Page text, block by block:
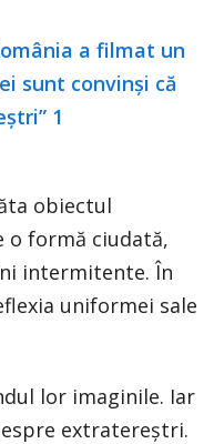
obiectul
o formă ciudată,
intermitente. În
uniformei sale
lor imaginile. Iar
extratereștri.